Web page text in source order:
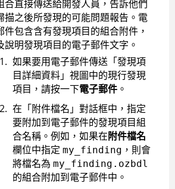
合直接傳送給開發人員，告訴他們
描之後所發現的可能問題報告。電
件包含含有發現項目的組合附件，
說明發現項目的電子郵件文字。
如果要用電子郵件傳送「發現項
目詳細資料」視圖中的現行發現
項目，請按一下電子郵件 。
在「附件檔名」對話框中，指定
要附加到電子郵件的發現項目組
合名稱。例如，如果在附件檔名
欄位中指定 my_finding ，則會
將檔名為 my_finding.ozbdl
的組合附加到電子郵件中。